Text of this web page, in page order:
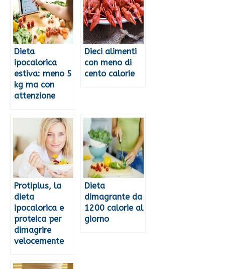
Dieta
ipocalorica
estiva: meno 5
kg ma con
attenzione
Dieci alimenti
con meno di
cento calorie
Protiplus, la
dieta
ipocalorica e
proteica per
dimagrire
velocemente
Dieta
dimagrante da
1200 calorie al
giorno